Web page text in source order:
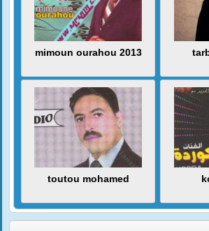
mimoun ourahou 2013
toutou mohamed